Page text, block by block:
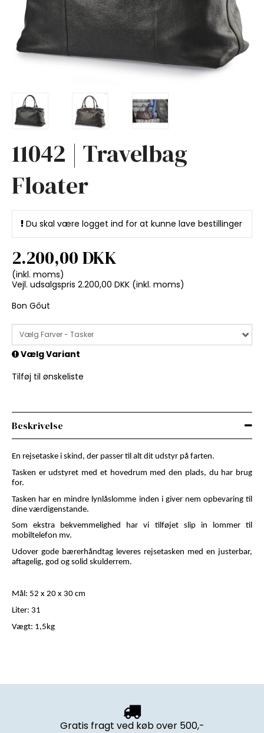
11042 | Travelbag
Floater
Du skal være logget ind for at kunne lave bestillinger
2.200,00 DKK
(inkl. moms)
Vejl. udsalgspris 2.200,00 DKK (inkl. moms)
Bon Gôut
Vælg Farver - Tasker
Vælg Variant
Tilføj til ønskeliste
Beskrivelse
En rejsetaske i skind, der passer til alt dit udstyr på farten.
Tasken er udstyret med et hovedrum med den plads, du har brug
for.
Tasken har en mindre lynlåslomme inden i giver nem opbevaring til
dine værdigenstande.
Som ekstra bekvemmelighed har vi tilføjet slip in lommer til
mobiltelefon mv.
Udover gode bærerhåndtag leveres rejsetasken med en justerbar,
aftagelig, god og solid skulderrem.
Mål: 52 x 20 x 30 cm
Liter: 31
Vægt: 1,5kg
Gratis fragt ved køb over 500,-